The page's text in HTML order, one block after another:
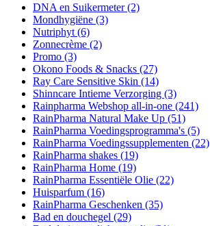
DNA en Suikermeter(2)
Mondhygiëne (3)
Nutriphyt (6)
Zonnecrème (2)
Promo (3)
Okono Foods & Snacks (27)
Ray Care Sensitive Skin (14)
Shinncare Intieme Verzorging (3)
Rainpharma Webshop all-in-one (241)
RainPharma Natural Make Up (51)
RainPharma Voedingsprogramma's (5)
RainPharma Voedingssupplementen (22)
RainPharma shakes (19)
RainPharma Home (19)
RainPharma Essentiële Olie (22)
Huisparfum (16)
RainPharma Geschenken (35)
Bad en douchegel (29)